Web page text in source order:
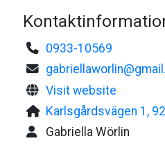
0933-10569
Visit website
Karlsgårdsvägen 1,
Gabriella Wörlin